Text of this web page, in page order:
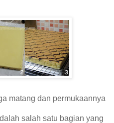
matang dan permukaannya
salah satu bagian yang